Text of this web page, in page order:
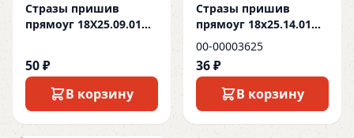
Стразы пришив
прямоуг 18X25.09.01
50 ₽
В корзину
Стразы пришив
прямоуг 18x25.14.01
(2шт) черн
00-00003625
36 ₽
В корзину